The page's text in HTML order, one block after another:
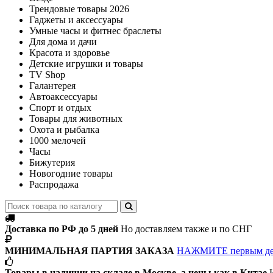
Трендовые товары 2026
Гаджеты и аксессуары
Умные часы и фитнес браслеты
Для дома и дачи
Красота и здоровье
Детские игрушки и товары
TV Shop
Галантерея
Автоаксессуары
Спорт и отдых
Товары для животных
Охота и рыбалка
1000 мелочей
Часы
Бижутерия
Новогодние товары
Распродажа
Доставка по РФ до 5 дней Но доставляем также и по СНГ
МИНИМАЛЬНАЯ ПАРТИЯ ЗАКАЗА НАЖМИТЕ первым